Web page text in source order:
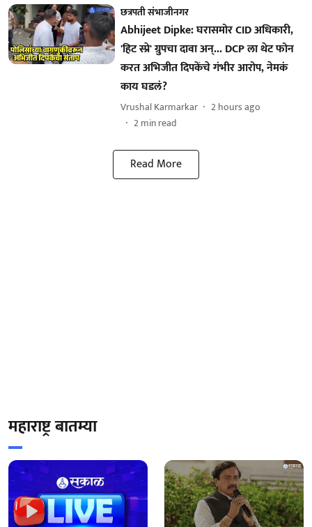
छत्रपती संभाजीनगर
Abhijeet Dipke: घरासमोर CID अधिकारी,
'हिट स्प्रे' ग्रुपचा दावा अन्... DCP ला थेट फोन
करत अभिजीत दिपकेंचे गंभीर आरोप, नेमकं
काय घडलं?
Vrushal Karmarkar
2 hours ago
2min read
Read More
महाराष्ट्र बातम्या